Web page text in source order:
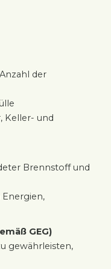
der
Keller- und
Brennstoff und
Energien,
GEG)
gewährleisten,